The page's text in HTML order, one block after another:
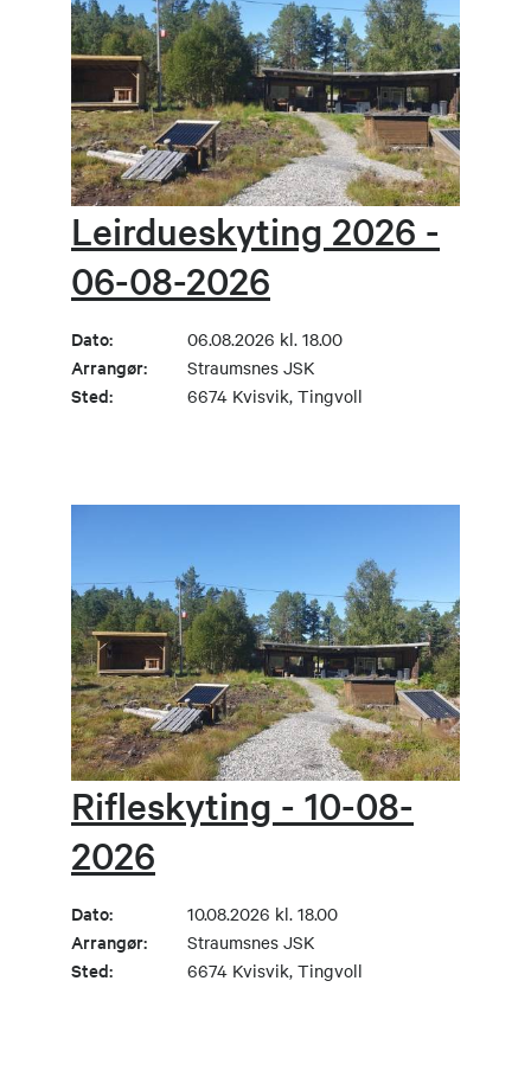
Leirdueskyting 2026 -
06-08-2026
Dato: 06.08.2026 kl. 18.00
Arrangør: Straumsnes JSK
Sted: 6674 Kvisvik, Tingvoll
Rifleskyting - 10-08-
2026
Dato: 10.08.2026 kl. 18.00
Arrangør: Straumsnes JSK
Sted: 6674 Kvisvik, Tingvoll